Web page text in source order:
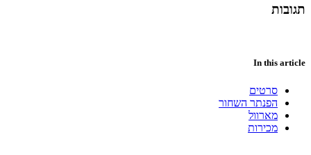
תגובות
In this article
סרטים
הפנתר השחור
מארוול
מכירות